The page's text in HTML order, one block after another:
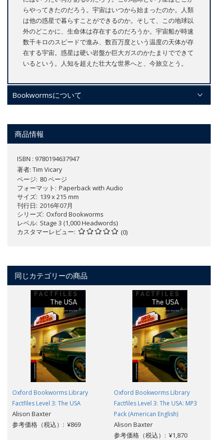
らやってきたのだろう。宇宙はいつから始まったのか。人類
は他の惑星で暮らすことができるのか。そして、この地球以
外のどこかに、生命体は存在するのだろうか。宇宙船が時速
数千キロのスピードで進み、数百万度という温度の天体が存
在する宇宙。惑星は硬い岩盤か巨大ガスのかたまりでできて
いるという。人知を超えた壮大な世界へと、今旅立とう。
Bookwormsについて
商品情報
ISBN : 9780194637947
著者: Tim Vicary
ページ 80 ページ
フォーマット
Paperback with Audio
サイズ 139 x 215 mm
刊行日 2016年07月
シリーズ Oxford Bookworms
レベル Stage 3 (1,000 Headwords)
カスタマーレビュー
(0)
同じカテゴリーの商品
Oxford Bookworms Library
Factfiles Level 3: The USA
Alison Baxter
参考価格（税込）: ¥869
Oxford Bookworms Library
Factfiles Level 3: The USA: MP3
Pack (American English)
Alison Baxter
参考価格（税込）: ¥1,870